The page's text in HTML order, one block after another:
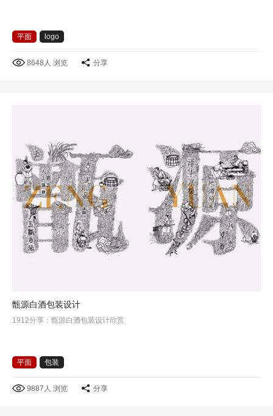
平面 logo
8648人 浏览 分享
甑源白酒包装设计
1912分享：甑源白酒包装设计欣赏
平面 包装
9887人 浏览 分享